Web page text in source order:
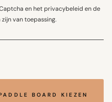
en hetprivacybeleid en de
van toepassing.
BOARD KIEZEN